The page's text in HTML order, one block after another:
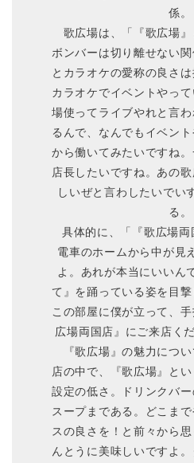
係。
歌広場は、「『歌広場』
ボンバーは切り離せない
とカラオケの愛称の良さ
カラオケでイベントやっ
場使ってライブやれと言
るんで、なんでもイベン
から働いてみたいですね
店長したいですね。あの
しいぜと言わしたいでい
る。
具体的に、「『歌広場両
電車のホームから中が見
よ。あれが本当にいいん
て』を踊っている姿を目
この部屋に僕が立って、
広場両国店』にご来店く
『歌広場』の魅力につい
店の中で、『歌広場』と
設定の低さ。ドリンクバ
スープまである。どこま
スの良さを！と前々から
んとうに美味しいですよ